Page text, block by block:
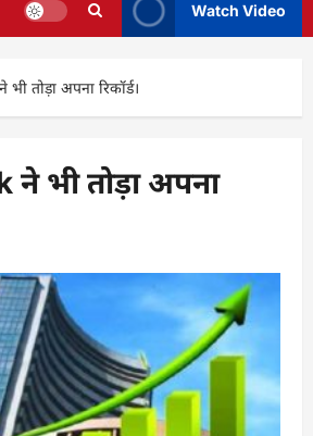
Watch Video
तोड़ा अपना रिकॉर्ड।
भी तोड़ा अपना